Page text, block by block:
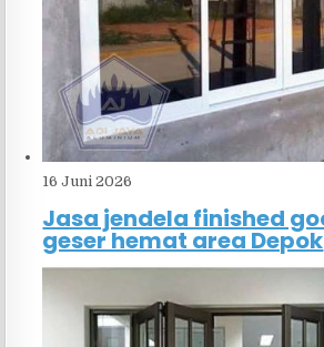
16 Juni 2026
Jasa jendela finished
geser hemat area Depok